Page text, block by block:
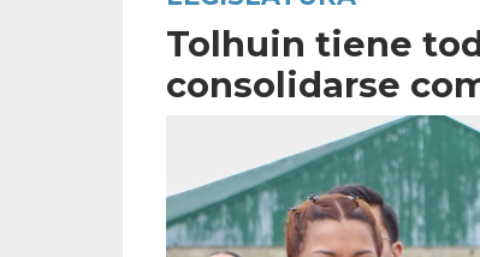
Tolhuin tiene
consolidarse